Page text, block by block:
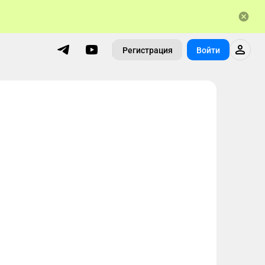
Регистрация Войти